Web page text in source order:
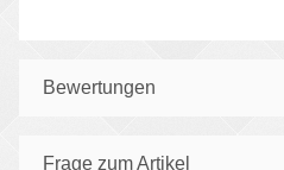
Bewertungen
Frage zum Artikel